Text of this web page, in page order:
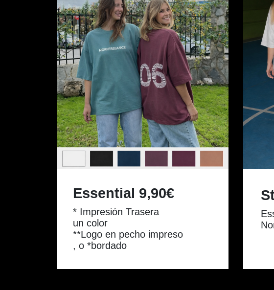
Essential 9,90€
* Impresión Trasera
un color
**Logo en pecho impreso
, o *bordado